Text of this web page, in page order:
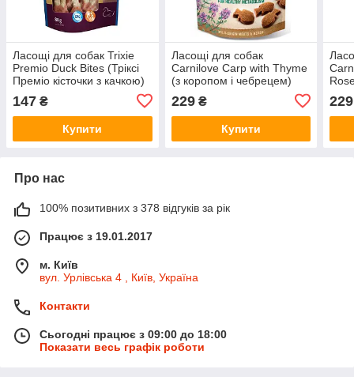
Ласощі для собак Trixie
Premio Duck Bites (Тріксі
Преміо кісточки з качкою)
147 ₴
Купити
Ласощі для собак
Carnilove Carp with Thyme
(з коропом і чебрецем)
229₴
Купити
229
Про нас
100% позитивних з 378 відгуків за рік
Працює з 19.01.2017
м. Київ
вул. Урлівська 4 , Київ, Україна
Контакти
Сьогодні працює з 09:00 до 18:00
Показати весь графік роботи